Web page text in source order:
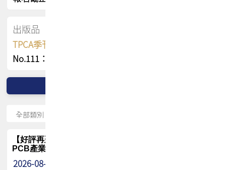
出版品
TPCA季刊 FREE 線上版
No.111：PCB全球風險布局與韌性
【好評再延長】PCB GPT 全面開放體驗延長到8月!!
PCB產業專屬 AI 知識平台
2026-08-04